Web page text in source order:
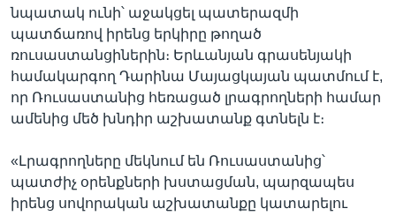
նպատակ ունի՝ աջակցել պատերազմի
պատճառով իրենց երկիրը թողած
ռուսաստանցիներին։ Երևանյան գրասենյակի
համակարգող Դարինա Մայացկայան պատմում է,
որ Ռուսաստանից հեռացած լրագրողների համար
ամենից մեծ խնդիր աշխատանք գտնելն է։
«Լրագրողները մեկնում են Ռուսաստանից՝
պատժիչ օրենքների խստացման, պարզապես
իրենց սովորական աշխատանքը կատարելու